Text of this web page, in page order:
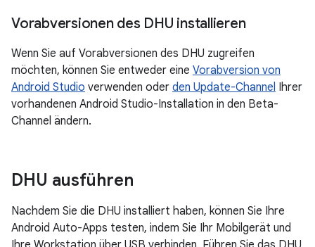
Vorabversionen des DHU installieren
Wenn Sie auf Vorabversionen des DHU zugreifen
möchten, können Sie entweder eine Vorabversion von
Android Studio verwenden oder den Update-Channel Ihrer
vorhandenen Android Studio-Installation in den Beta-
Channel ändern.
DHU ausführen
Nachdem Sie die DHU installiert haben, können Sie Ihre
Android Auto-Apps testen, indem Sie Ihr Mobilgerät und